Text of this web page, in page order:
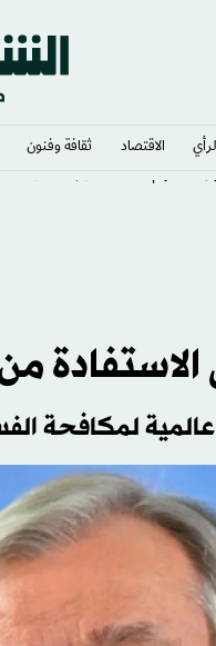
الاقتصاد ثقافة وفنون
لمكافحة